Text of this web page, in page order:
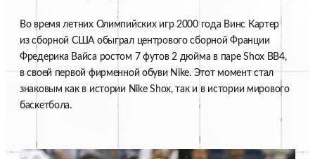
Во время летних Олимпийских игр 2000 года Винс Картер
из сборной США обыграл центрового сборной Франции
Фредерика Вайса ростом 7 футов 2 дюйма в паре Shox BB4,
в своей первой фирменной обуви Nike. Этот момент стал
знаковым как в истории Nike Shox, так и в истории мирового
баскетбола.